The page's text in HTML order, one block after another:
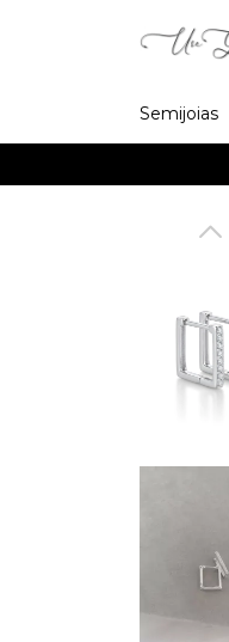
Semijoias